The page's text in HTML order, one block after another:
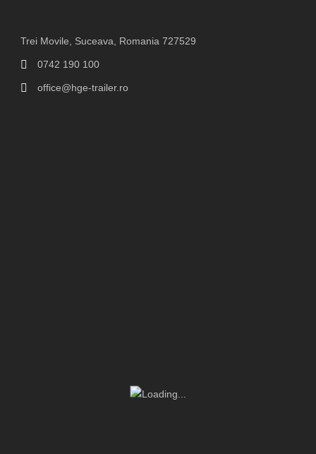
Trei Movile, Suceava, Romania 727529
0742 190 100
office@hge-trailer.ro